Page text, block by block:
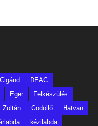
Cigánd
DEAC
Eger
Felkészülés
Zoltán Gödöllő
Hatvan
kézilabda